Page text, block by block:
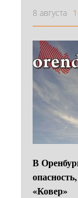
8 августа
В
«Ковер»